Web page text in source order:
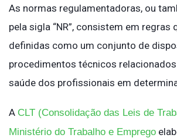
As normas regulamentadoras, ou
pela sigla “NR”, consistem em regras
definidas como um conjunto de
procedimentos técnicos
saúde dos profissionais em
A CLT (Consolidação das Leis de
Ministério do Trabalho e Emprego